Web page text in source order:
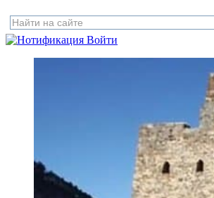
Войти